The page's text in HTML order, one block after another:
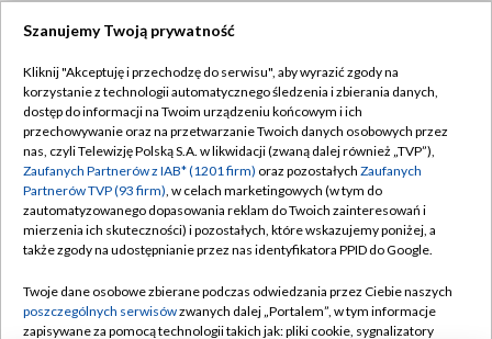
TVP
Abonament TVP
Emisja w TVP
Centrum informacji TVP
Naziemna Telewizja Cyfrowa
Rada Programowa
Regulamin TVP
Polityka prywatności
Moje zgody
Pomoc
Kontakt
Szanujemy Twoją prywatność
Kliknij "Akceptuję i przechodzę do serwisu", aby wyrazić zgody na
korzystanie z technologii automatycznego śledzenia i zbierania danych,
dostęp do informacji na Twoim urządzeniu końcowym i ich
przechowywanie oraz na przetwarzanie Twoich danych osobowych przez
nas, czyli Telewizję Polską S.A. w likwidacji (zwaną dalej również „TVP”),
Zaufanych Partnerów z IAB* (1201 firm) oraz pozostałych Zaufanych
Partnerów TVP (93 firm), w celach marketingowych (w tym do
zautomatyzowanego dopasowania reklam do Twoich zainteresowań i
mierzenia ich skuteczności) i pozostałych, które wskazujemy poniżej, a
także zgody na udostępnianie przez nas identyfikatora PPID do Google.
Twoje dane osobowe zbierane podczas odwiedzania przez Ciebie naszych
poszczególnych serwisówzwanych dalej „Portalem”, w tym informacje
zapisywane za pomocą technologii takich jak: pliki cookie, sygnalizatory